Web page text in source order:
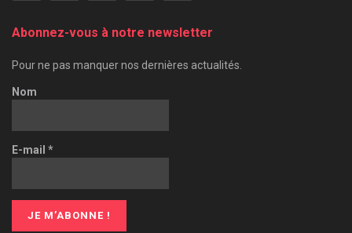
Abonnez-vous à notre newsletter
Pour ne pas manquer nos dernières actualités.
Nom
E-mail *